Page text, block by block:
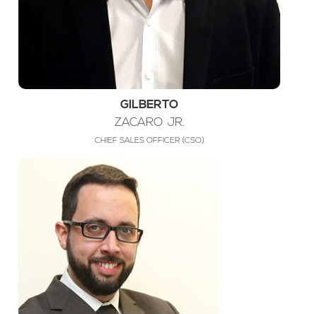
GILBERTO
ZACARO JR.
CHIEF SALES OFFICER (CSO)